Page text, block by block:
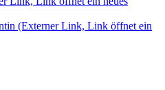
(Externer Link, Link öffnet ein